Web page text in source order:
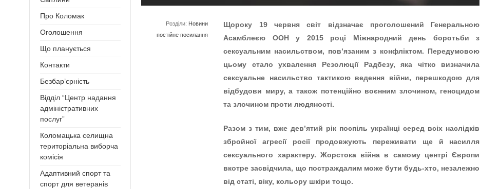
Розділи: Новини
постійне посилання
Щороку 19 червня світ відзначає проголошений Генеральною
Асамблеєю ООН у 2015 році Міжнародний день боротьби з
cекcуальним наcильством, пов’язаним з конфліктом. Передумовою
цьому стало ухвалення Резолюції Радбезу, яка чітко визначила
cекcуальне насильство тактикою ведення війни, перешкодою для
відбудови миру, а також потенційно воєнним злочином, геноцидом
та злочином проти людяності.
Разом з тим, вже дев’ятий рік поспіль українці серед всіх наслідків
збройної агресії росії продовжують переживати ще й насилля
cекcуального характеру. Жорстока війна в самому центрі Європи
вкотре засвідчила, що постраждалим може бути будь-хто, незалежно
від статі, віку, кольору шкіри тощо.
Про Коломак
Оголошення
Що планується
Контакти
Безбар’єрність
Відділ “Центр надання
адміністративних
послуг”
Коломацька селищна
територіальна виборча
комісія
Адаптивний спорт та
спорт для ветеранів